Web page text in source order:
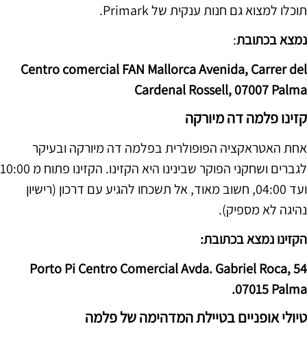
תוכלו למצוא גם חנות ענקית של Primark.
נמצא בכתובת:
Centro comercial FAN Mallorca Avenida, Carrer del
Cardenal Rossell, 07007 Palma
קזינו פלמה דה מיורקה
אחת האטראקציה הפופולרית בפלמה דה מיורקה ובעיקר
לגברים ושחקני הפוקר שבינינו היא הקזינו. הקזינו פתוח מ 10:00
ועד 04:00, חשוב מאוד, אל תשכחו להגיע עם דרכון (רישיון
נהיגה לא מספיק).
הקזינו נמצא בכתובת:
Porto Pi Centro Comercial Avda. Gabriel Roca, 54
07015 Palma.
טיולי אופניים בטיילת המדהימה של פלמה